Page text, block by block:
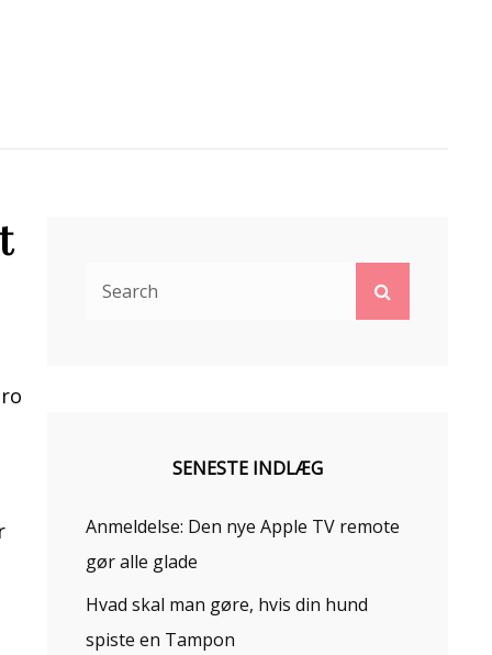
SENESTE INDLÆG
Anmeldelse: Den nye Apple TV remote
gør alle glade
Hvad skal man gøre, hvis din hund
spiste en Tampon